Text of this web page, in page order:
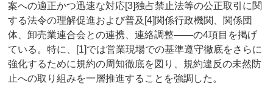
案への適正かつ迅速な対応[3]独占禁止法等の公正取引に関
する法令の理解促進および普及[4]関係行政機関、関係団
体、卸売業連合会との連携、連絡調整――の4項目を掲げ
ている。特に、[1]では営業現場での基準遵守徹底をさらに
強化するために規約の周知徹底を図り、規約違反の未然防
止への取り組みを一層推進することを強調した。